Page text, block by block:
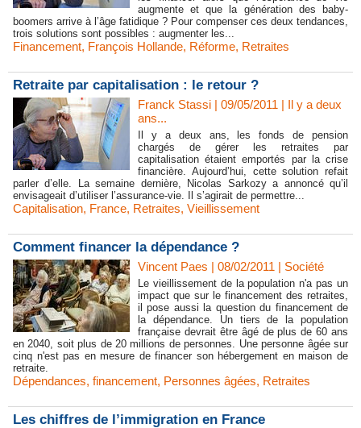
augmente et que la génération des baby-
boomers arrive à l’âge fatidique ? Pour compenser ces deux tendances,
trois solutions sont possibles : augmenter les...
Financement, François Hollande, Réforme, Retraites
Retraite par capitalisation : le retour ?
Franck Stassi | 09/05/2011 | Il y a deux
ans...
Il y a deux ans, les fonds de pension
chargés de gérer les retraites par
capitalisation étaient emportés par la crise
financière. Aujourd’hui, cette solution refait
parler d’elle. La semaine dernière, Nicolas Sarkozy a annoncé qu’il
envisageait d’utiliser l’assurance-vie. Il s’agirait de permettre...
Capitalisation, France, Retraites, Vieillissement
Comment financer la dépendance ?
Vincent Paes | 08/02/2011 | Société
Le vieillissement de la population n'a pas un
impact que sur le financement des retraites,
il pose aussi la question du financement de
la dépendance. Un tiers de la population
française devrait être âgé de plus de 60 ans
en 2040, soit plus de 20 millions de personnes. Une personne âgée sur
cinq n'est pas en mesure de financer son hébergement en maison de
retraite.
Dépendances, financement, Personnes âgées, Retraites
Les chiffres de l’immigration en France